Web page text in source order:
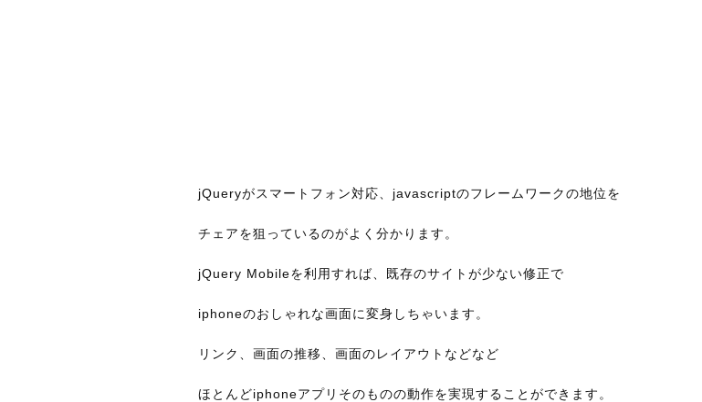
jQueryがスマートフォン対応、javascriptのフレームワークの地位を
チェアを狙っているのがよく分かります。
jQuery Mobileを利用すれば、既存のサイトが少ない修正で
iphoneのおしゃれな画面に変身しちゃいます。
リンク、画面の推移、画面のレイアウトなどなど
ほとんどiphoneアプリそのものの動作を実現することができます。